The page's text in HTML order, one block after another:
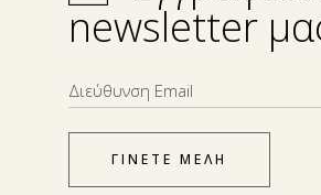
newsletter
ΓΙΝΕΤΕ ΜΕΛΗ